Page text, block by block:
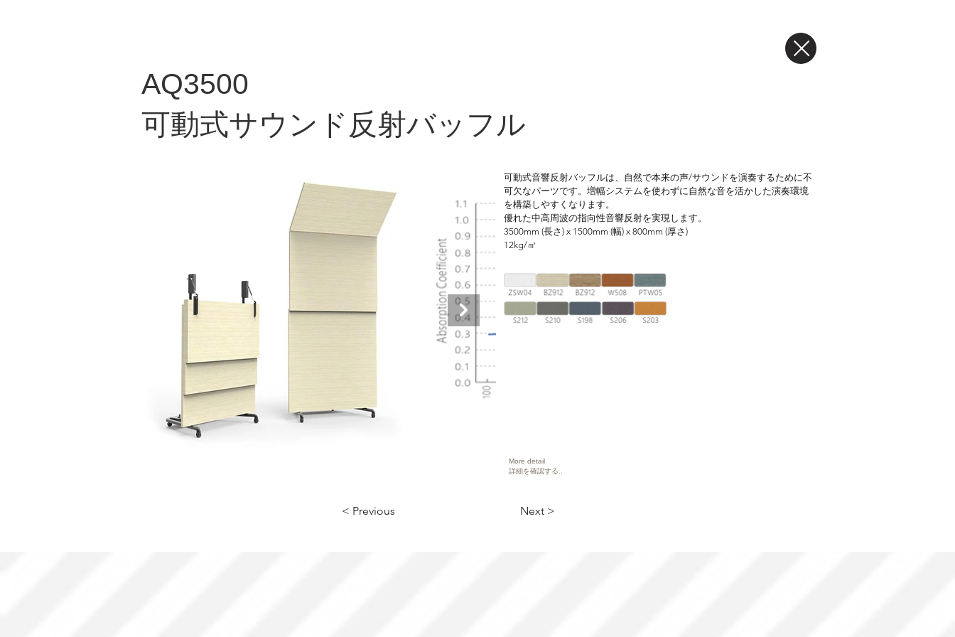
AQ3500
可動式サウンド反射バッフル
< Previous
可動式音響反射バッフルは、自然で本来の声/サウンドを演奏するために不
可欠なパーツです。増幅システムを使わずに自然な音を活かした演奏環境
を構築しやすくなります。
優れた中高周波の指向性音響反射を実現します。
3500mm (長さ) x 1500mm (幅) x 800mm (厚さ)
12kg/㎡
More detail
詳細を確認する..
Next >